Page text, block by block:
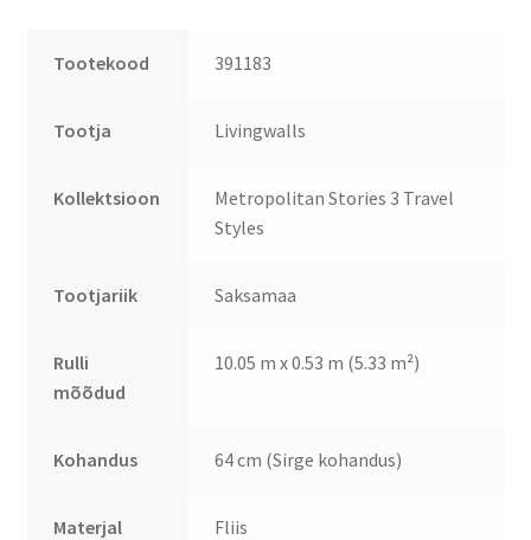
Tootekood 391183
Tootja Livingwalls
Kollektsioon
Metropolitan Stories 3 Travel
Styles
Tootjariik Saksamaa
Rulli
mõõdud
10.05 m x 0.53 m (5.33 m²)
Kohandus 64 cm (Sirge kohandus)
Materjal Fliis